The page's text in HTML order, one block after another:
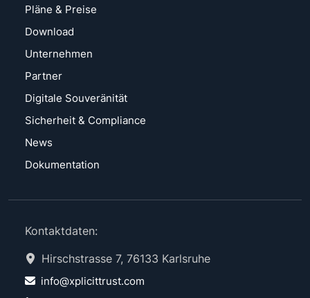
Pläne & Preise
Download
Unternehmen
Partner
Digitale Souveränität
Sicherheit & Compliance
News
Dokumentation
Kontaktdaten:
Hirschstrasse 7, 76133 Karlsruhe
info@xplicittrust.com